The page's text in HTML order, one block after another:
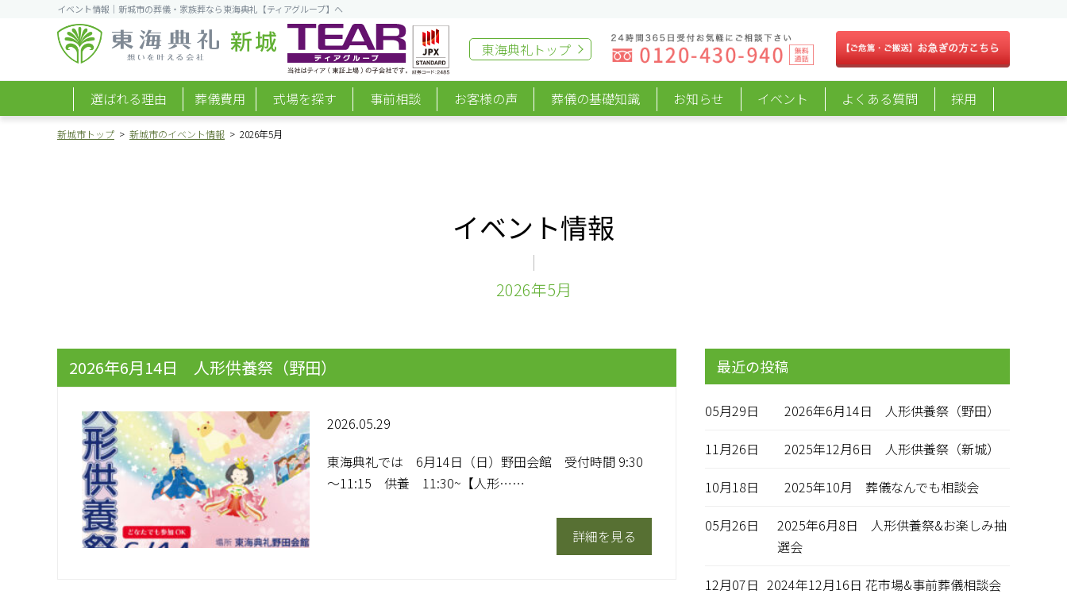
イベント情報｜新城市の葬儀・家族葬なら東海典礼【ティアグループ】へ
新城 東海典礼トップ
選ばれる理由 葬儀費用 式場を探す 事前相談 お客様の声 葬儀の基礎知識 お知らせ イベント よくある質問 採用
新城市トップ 新城市のイベント情報 2026年5月
イベント情報
2026年5月
2026年6月14日 人形供養祭（野田）
2026.05.29
東海典礼では 6月14日（日）野田会館 受付時間 9:30
～11:15 供養 11:30~【人形……
詳細を見る
最近の投稿
05月29日
2026年6月14日 人形供養祭（野田）
11月26日
2025年12月6日 人形供養祭（新城）
10月18日
2025年10月 葬儀なんでも相談会
05月26日
2025年6月8日 人形供養祭&お楽しみ抽
選会
12月07日 2024年12月16日 花市場&事前葬儀相談会